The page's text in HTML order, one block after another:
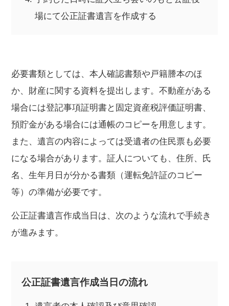
場にて公正証書遺言を作成する
必要書類としては、本人確認書類や戸籍謄本のほ
か、財産に関する資料を提出します。不動産がある
場合には登記事項証明書と固定資産税評価証明書、
預貯金がある場合には通帳のコピーを用意します。
また、遺言の内容によっては受遺者の住民票も必要
になる場合があります。証人についても、住所、氏
名、生年月日が分かる書類（運転免許証のコピー
等）の準備が必要です。
公正証書遺言作成当日は、次のような流れで手続き
が進みます。
公正証書遺言作成当日の流れ